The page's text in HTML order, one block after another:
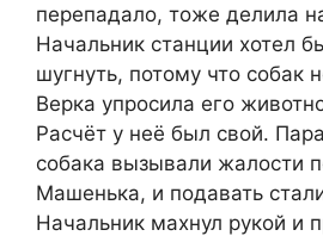
перепадало, тоже делила
Начальник станции хотел
шугнуть, потому что собак
Верка упросила его
Расчёт у неё был свой.
собака вызывали жалости
Машенька, и подавать
Начальник махнул рукой и